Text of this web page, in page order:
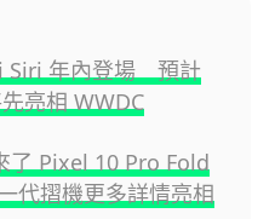
Siri 年內登場 預計
亮相 WWDC
了 Pixel 10 Pro Fold
代摺機更多詳情亮相